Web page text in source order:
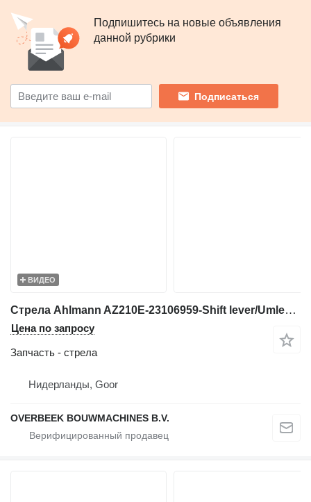
Подпишитесь на новые объявления
данной рубрики
Подписаться
ВИДЕО
Стрела Ahlmann AZ210E-23106959-Shift lever/Umlenkhebel/Duwstuk для фронтального погрузчика
Цена по запросу
Запчасть - стрела
Нидерланды, Goor
OVERBEEK BOUWMACHINES B.V.